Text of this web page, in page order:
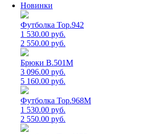
Новинки
Футболка Top.942
1 530.00 руб.
2 550.00 руб.
Брюки B.501M
3 096.00 руб.
5 160.00 руб.
Футболка Top.968M
1 530.00 руб.
2 550.00 руб.